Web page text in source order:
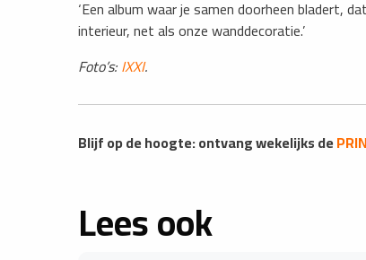
‘Een album waar je samen doorheen bladert,
interieur, net als onze wanddecoratie.’
Foto’s:IXXI.
Blijf op de hoogte: ontvang wekelijks de
Lees ook